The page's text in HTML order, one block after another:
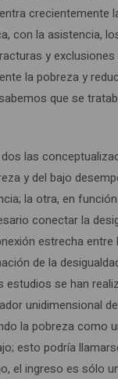
crecientemente
con la asistencia,
y
la pobreza y
que se
las
y del bajo
la otra, en
conectar la
estrecha entre
de la
estudios se han
unidimensional
la pobreza como
esto podría
el ingreso es sólo